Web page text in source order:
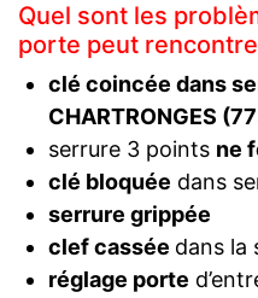
Quel sont les
porte peut
clé coincée dans
CHARTRONGES
serrure 3 points ne
clé bloquée dans
serrure grippée
clef cassée dans la
réglage porte